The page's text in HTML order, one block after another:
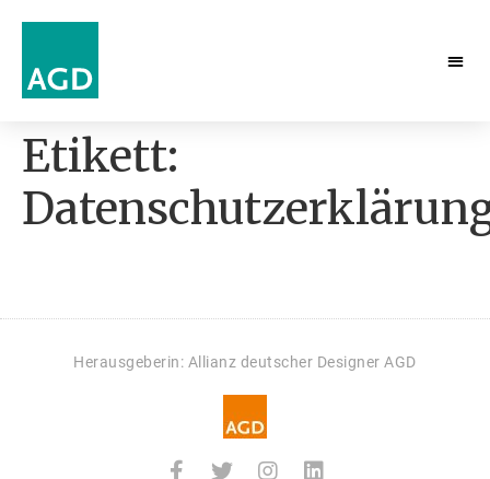
Etikett:
Herausgeberin: Allianz deutscher Designer AGD